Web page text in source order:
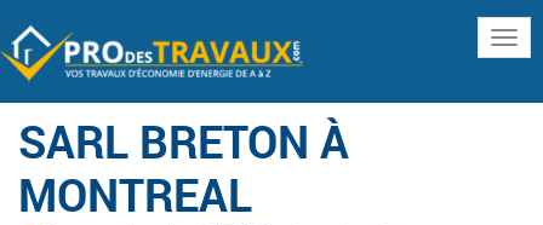
SARL BRETON À
MONTREAL